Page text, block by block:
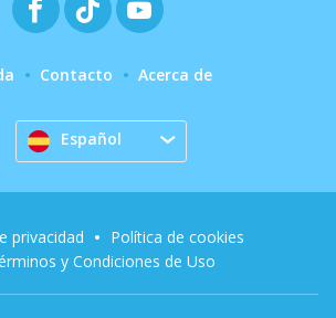
Contacto Acerca de
Español
privacidad
Política de cookies
y Condiciones de Uso